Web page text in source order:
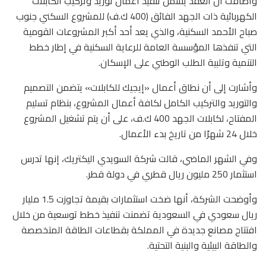
الكهربائية ذات الجهد الفائق (400 ك.ف) للمشروع السكني جنوب
صباح الأحمد السكنية، والذي يعد أحد أكبر المشروعات القومية
التي تنفذها المؤسسة العامة للرعاية السكنية في إطار خطط
التنمية وتلبية الطلب الوطني على الإسكان.
وأشارت إلى أن نطاق أعمال «إيجيك للكابلات» يتضمن التصميم
والتوريد والتركيب الكامل لكافة أعمال المشروع، بنظام تسليم
المفتاح، لكابلات الجهد 400 ك.ف، على أن يتم تشغيل المشروع
خلال 24 شهرًا من تاريخ بدء الأعمال.
وفي الشهر الماضي، قالت شركة السويدي اليكتريك، إنها تدرس
استثمار 250 مليون ريال قطري في دولة قطر.
وأوضحت الشركة، أنها ضخت استثمارات بقيمة تجاوزت 1.5 مليار
ريال سعودي في السعودية تضمنت تنفيذ خطط توسعية من خلال
افتتاح مصانع جديدة في المملكة بقطاعات الطاقة المتخصصة
والطاقة البيئية والبنية التحتية.